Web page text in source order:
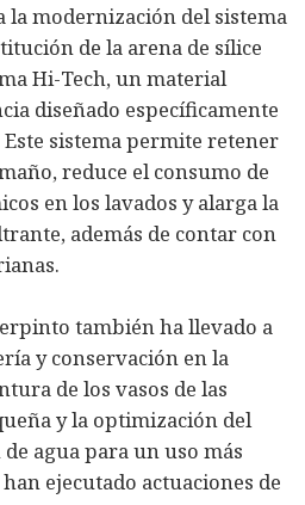
la modernización del sistema
de la arena de sílice
Hi-Tech, un material
diseñado específicamente
sistema permite retener
reduce el consumo de
en los lavados y alarga la
además de contar con
también ha llevado a
y conservación en la
de los vasos de las
y la optimización del
agua para un uso más
ejecutado actuaciones de